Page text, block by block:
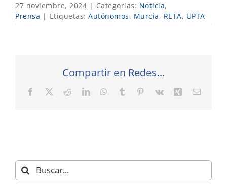
27 noviembre, 2024 | Categorías: Noticia,
Prensa | Etiquetas: Autónomos, Murcia, RETA, UPTA
Compartir en Redes...
Facebook RedditLinkedInWhatsApp
Tumblr Pinterest
Vk XingCorreo
Buscar: